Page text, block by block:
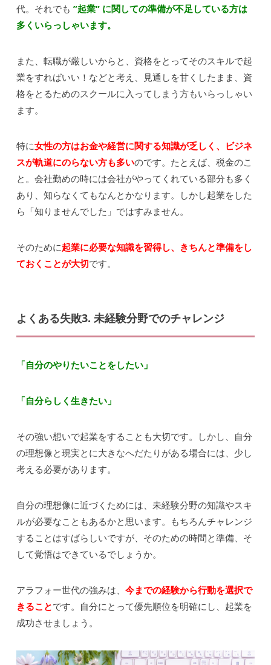
代。それでも ”起業” に関しての準備が不足している方は
多くいらっしゃいます。
また、転職が厳しいからと、資格をとってそのスキルで起
業をすればいい！などと考え、見通しを甘くしたまま、資
格をとるためのスクールに入ってしまう方もいらっしゃい
ます。
特に女性の方はお金や経営に関する知識が乏しく、ビジネ
スが軌道にのらない方も多いのです。たとえば、税金のこ
と。会社勤めの時には会社がやってくれている部分も多く
あり、知らなくてもなんとかなります。しかし起業をした
ら「知りませんでした」ではすみません。
そのために起業に必要な知識を習得し、きちんと準備をし
ておくことが大切です。
よくある失敗3. 未経験分野でのチャレンジ
「自分のやりたいことをしたい」
「自分らしく生きたい」
その強い想いで起業をすることも大切です。しかし、自分
の理想像と現実とに大きなへだたりがある場合には、少し
考える必要があります。
自分の理想像に近づくためには、未経験分野の知識やスキ
ルが必要なこともあるかと思います。もちろんチャレンジ
することはすばらしいですが、そのための時間と準備、そ
して覚悟はできているでしょうか。
アラフォー世代の強みは、 今までの経験から行動を選択で
きることです。自分にとって優先順位を明確にし、起業を
成功させましょう。